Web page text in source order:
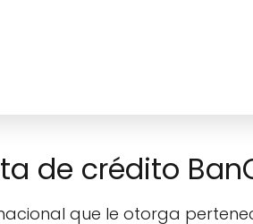
de crédito
que le otorga